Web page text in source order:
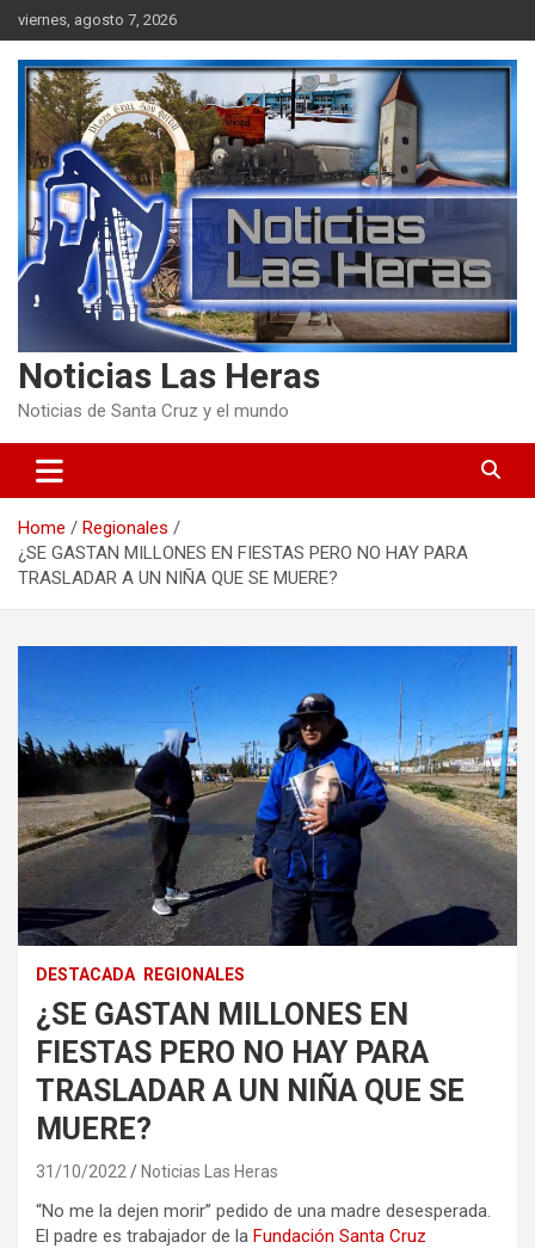
Skip
to
content
viernes, agosto 7, 2026
Noticias Las Heras
Noticias de Santa Cruz y el mundo
Home
Regionales
¿SE GASTAN MILLONES EN FIESTAS PERO NO HAY PARA
TRASLADAR A UN NIÑA QUE SE MUERE?
DESTACADA REGIONALES
¿SE GASTAN MILLONES EN
FIESTAS PERO NO HAY PARA
TRASLADAR A UN NIÑA QUE SE
MUERE?
31/10/2022 Noticias Las Heras
“No me la dejen morir” pedido de una madre desesperada.
El padre es trabajador de la Fundación Santa Cruz